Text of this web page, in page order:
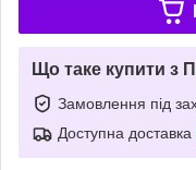
Що таке купити з
Замовлення під
Доступна доставка